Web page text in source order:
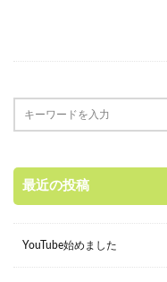
最近の投稿
YouTube始めました